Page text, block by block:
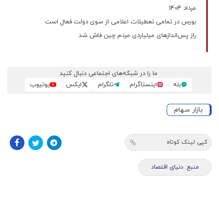
مرداد 1404
بورس در تمامی تعطیلات اعلامی از سوی دولت فعال است
راز پس‌اندازهای میلیاردی مردم چین فاش شد
ما را در شبکه‌های اجتماعی دنبال کنید
بله
اینستاگرام تلگرام ایکس یوتیوب
بازار سهام
کپی لینک کوتاه
منبع: دنیای اقتصاد